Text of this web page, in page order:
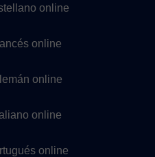
online
online
online
online
online